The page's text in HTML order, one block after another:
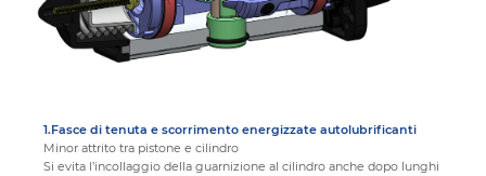
1.Fasce di tenuta e scorrimento energizzate autolubrificanti
Minor attrito tra pistone e cilindro
Si evita l’incollaggio della guarnizione al cilindro anche dopo lunghi